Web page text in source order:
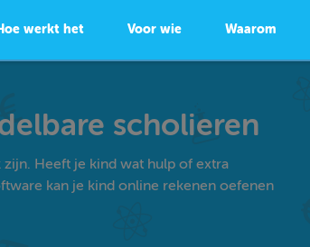
werkt het Voor wie Waarom
scholieren
Heeft je kind wat hulp of extra
kan je kind online rekenen oefenen